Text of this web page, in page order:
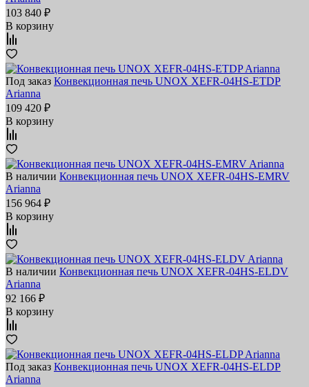
103 840 ₽
В корзину
Под заказ Конвекционная печь UNOX XEFR-04HS-ETDP
Arianna
109 420 ₽
В корзину
В наличии Конвекционная печь UNOX XEFR-04HS-EMRV
Arianna
156 964 ₽
В корзину
В наличии Конвекционная печь UNOX XEFR-04HS-ELDV
Arianna
92 166 ₽
В корзину
Под заказ Конвекционная печь UNOX XEFR-04HS-ELDP
Arianna